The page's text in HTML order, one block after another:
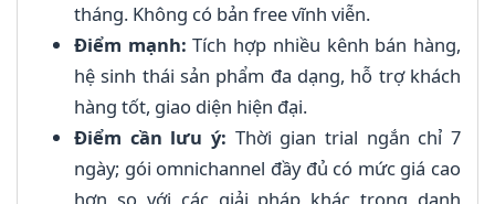
tháng. Không có bản free vĩnh viễn.
Điểm mạnh: Tích hợp nhiều kênh bán hàng,
hệ sinh thái sản phẩm đa dạng, hỗ trợ khách
hàng tốt, giao diện hiện đại.
Điểm cần lưu ý: Thời gian trial ngắn chỉ 7
ngày; gói omnichannel đầy đủ có mức giá cao